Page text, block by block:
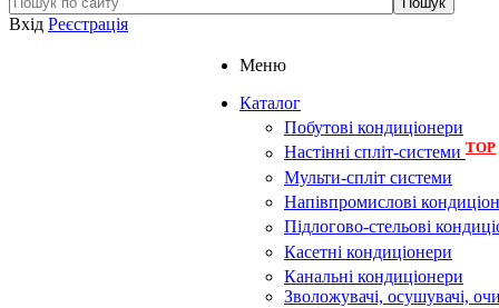
Вхід Реєстрація
Меню
Каталог
Побутові кондиціонери
Настінні спліт-системи TOP
Мульти-спліт системи
Напівпромислові
Підлогово-стельові
Касетні кондиціонери
Канальні кондиціонери
Зволожувачі, осушувачі,